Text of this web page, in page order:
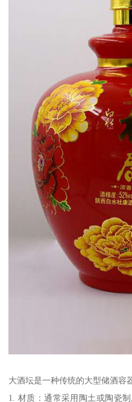
大酒坛是一种传统的大型储酒容
1. 材质：通常采用陶土或陶瓷